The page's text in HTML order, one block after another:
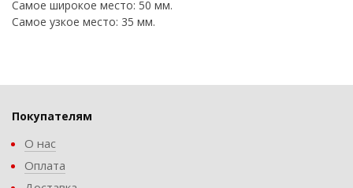
Самое широкое место: 50 мм.
Самое узкое место: 35 мм.
Покупателям
О нас
Оплата